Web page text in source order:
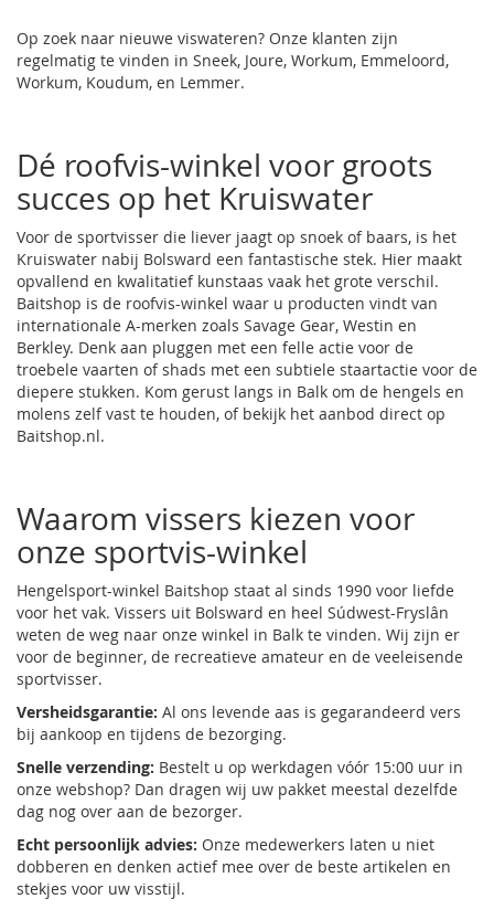
Op zoek naar nieuwe viswateren? Onze klanten zijn
regelmatig te vinden in Sneek, Joure, Workum, Emmeloord,
Workum, Koudum, en Lemmer.
Dé roofvis-winkel voor groots
succes op het Kruiswater
Voor de sportvisser die liever jaagt op snoek of baars, is het
Kruiswater nabij Bolsward een fantastische stek. Hier maakt
opvallend en kwalitatief kunstaas vaak het grote verschil.
Baitshop is de roofvis-winkel waar u producten vindt van
internationale A-merken zoals Savage Gear, Westin en
Berkley. Denk aan pluggen met een felle actie voor de
troebele vaarten of shads met een subtiele staartactie voor de
diepere stukken. Kom gerust langs in Balk om de hengels en
molens zelf vast te houden, of bekijk het aanbod direct op
Baitshop.nl.
Waarom vissers kiezen voor
onze sportvis-winkel
Hengelsport-winkel Baitshop staat al sinds 1990 voor liefde
voor het vak. Vissers uit Bolsward en heel Súdwest-Fryslân
weten de weg naar onze winkel in Balk te vinden. Wij zijn er
voor de beginner, de recreatieve amateur en de veeleisende
sportvisser.
Versheidsgarantie: Al ons levende aas is gegarandeerd vers
bij aankoop en tijdens de bezorging.
Snelle verzending: Bestelt u op werkdagen vóór 15:00 uur in
onze webshop? Dan dragen wij uw pakket meestal dezelfde
dag nog over aan de bezorger.
Echt persoonlijk advies: Onze medewerkers laten u niet
dobberen en denken actief mee over de beste artikelen en
stekjes voor uw visstijl.